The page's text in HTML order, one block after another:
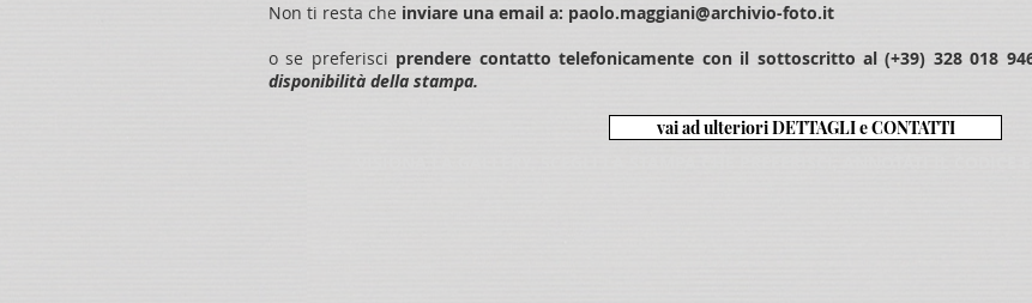
Non ti resta che inviare una email a: paolo.maggiani@archivio-foto.it
o se preferisci prendere contatto telefonicamente con il sottoscritto al (+39) 328 018
disponibilità della stampa.
vai ad ulteriori DETTAGLI e CONTATTI